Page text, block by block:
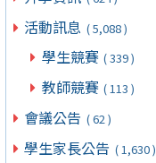
活動訊息 ( 5,088 )
學生競賽 ( 339 )
教師競賽 ( 113 )
會議公告 ( 62 )
學生家長公告 ( 1,630 )